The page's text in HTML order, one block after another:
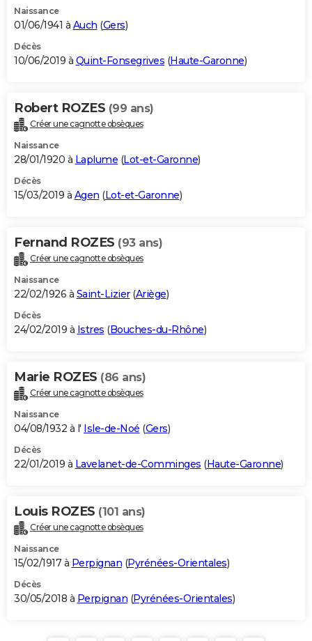
Naissance
01/06/1941 à Auch (Gers)
Décès
10/06/2019 à Quint-Fonsegrives (Haute-Garonne)
Robert ROZES (99 ans)
Créer une cagnotte obsèques
Naissance
28/01/1920 à Laplume (Lot-et-Garonne)
Décès
15/03/2019 à Agen (Lot-et-Garonne)
Fernand ROZES (93 ans)
Créer une cagnotte obsèques
Naissance
22/02/1926 à Saint-Lizier(Ariège)
Décès
24/02/2019 à Istres (Bouches-du-Rhône)
Marie ROZES (86 ans)
Créer une cagnotte obsèques
Naissance
04/08/1932 à l' Isle-de-Noé (Gers)
Décès
22/01/2019 à Lavelanet-de-Comminges (Haute-Garonne)
Louis ROZES (101 ans)
Créer une cagnotte obsèques
Naissance
15/02/1917 à Perpignan (Pyrénées-Orientales)
Décès
30/05/2018 à Perpignan (Pyrénées-Orientales)